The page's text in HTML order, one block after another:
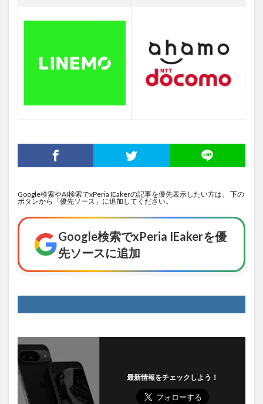
Google検索やAI検索でxPeria IEakerの記事を優先表示したい方は、 下の
ボタンから「優先ソース」に追加してください。
Google検索でxPeria IEakerを優
先ソースに追加
最新情報をチェックしよう！